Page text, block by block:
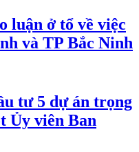
luận ở tổ về việc
và TP Bắc Ninh
tư 5 dự án trọng
Ủy viên Ban